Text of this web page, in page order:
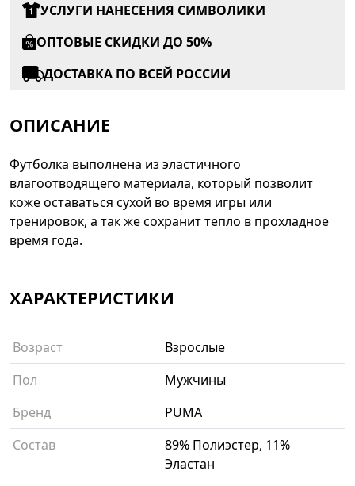
УСЛУГИ НАНЕСЕНИЯ СИМВОЛИКИ
ОПТОВЫЕ СКИДКИ ДО 50%
ДОСТАВКА ПО ВСЕЙ РОССИИ
ОПИСАНИЕ
Футболка выполнена из эластичного
влагоотводящего материала, который позволит
коже оставаться сухой во время игры или
тренировок, а так же сохранит тепло в прохладное
время года.
ХАРАКТЕРИСТИКИ
Возраст
Взрослые
Пол
Мужчины
Бренд
PUMA
Состав
89% Полиэстер, 11%
Эластан